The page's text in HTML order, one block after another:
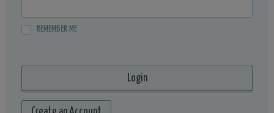
REMEMBER ME